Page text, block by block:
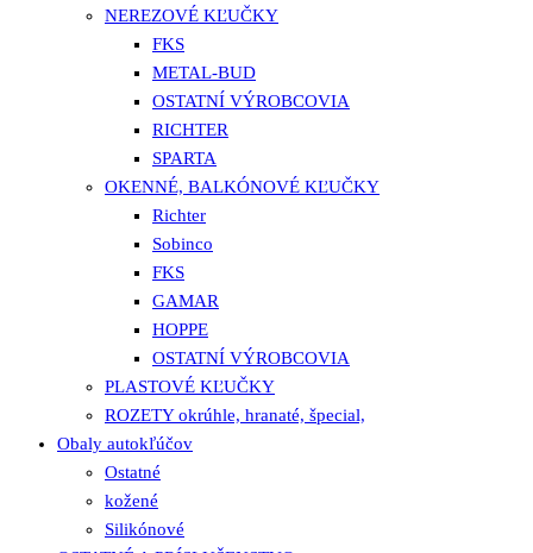
NEREZOVÉ KĽUČKY
FKS
METAL-BUD
OSTATNÍ VÝROBCOVIA
RICHTER
SPARTA
OKENNÉ, BALKÓNOVÉ KĽUČKY
Richter
Sobinco
FKS
GAMAR
HOPPE
OSTATNÍ VÝROBCOVIA
PLASTOVÉ KĽUČKY
ROZETY okrúhle, hranaté, špecial,
Obaly autokľúčov
Ostatné
kožené
Silikónové